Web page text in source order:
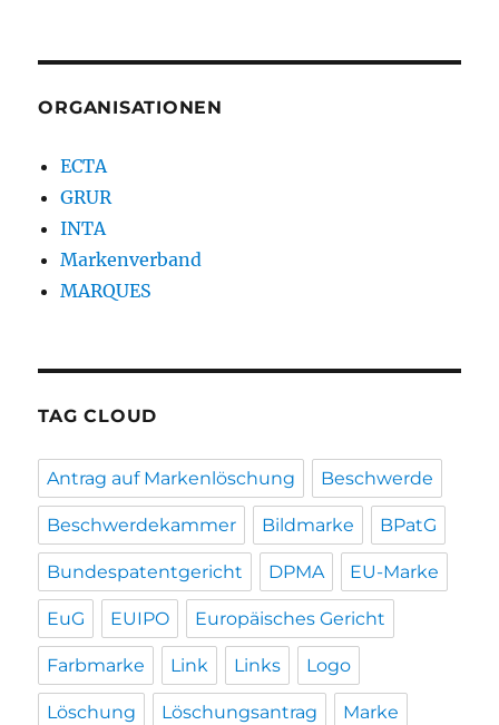
ORGANISATIONEN
ECTA
GRUR
INTA
Markenverband
MARQUES
TAG CLOUD
Antrag auf Markenlöschung Beschwerde
Beschwerdekammer Bildmarke BPatG
Bundespatentgericht DPMA EU-Marke
EuG EUIPO Europäisches Gericht
Farbmarke Link Links Logo
Löschung Löschungsantrag Marke